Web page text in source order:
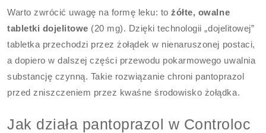
Warto zwrócić uwagę na formę leku: tożółte, owalne
tabletki dojelitowe (20 mg). Dzięki technologii „dojelitowej”
tabletka przechodzi przez żołądek w nienaruszonej postaci,
a dopiero w dalszej części przewodu pokarmowego uwalnia
substancję czynną. Takie rozwiązanie chroni pantoprazol
przed zniszczeniem przez kwaśne środowisko żołądka.
Jak działa pantoprazol w Controloc